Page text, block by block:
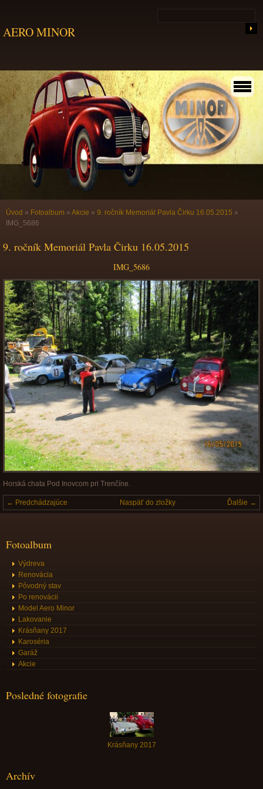
AERO MINOR
Úvod » Fotoalbum » Akcie » 9. ročník Memoriál Pavla Čirku 16.05.2015 »
IMG_5686
9. ročník Memoriál Pavla Čirku 16.05.2015
IMG_5686
Horská chata Pod Inovcom pri Trenčíne.
← Predchádzajúce Ďalšie →
Naspäť do zložky
Fotoalbum
Výdreva
Renovácia
Pôvodný stav
Po renovácii
Model Aero Minor
Lakovanie
Krásňany 2017
Karoséria
Garáž
Akcie
Posledné fotografie
Krásňany 2017
Archív